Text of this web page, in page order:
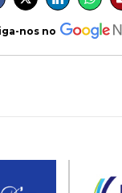
nos no